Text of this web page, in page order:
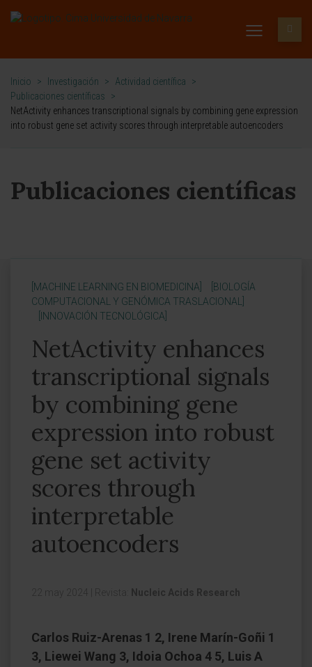
Inicio > Investigación > Actividad científica
>
Publicaciones científicas
>
NetActivity enhances transcriptional signals by combining gene expression
into robust gene set activity scores through interpretable autoencoders
Publicaciones científicas
[MACHINE LEARNING EN BIOMEDICINA]
[BIOLOGÍA
COMPUTACIONAL Y GENÓMICA TRASLACIONAL]
[INNOVACIÓN TECNOLÓGICA]
NetActivity enhances
transcriptional signals
by combining gene
expression into robust
gene set activity
scores through
interpretable
autoencoders
22 may 2024 Revista: Nucleic Acids Research
Carlos Ruiz-Arenas 1 2, Irene Marín-Goñi 1
3, Liewei Wang 3, Idoia Ochoa 4 5, Luis A